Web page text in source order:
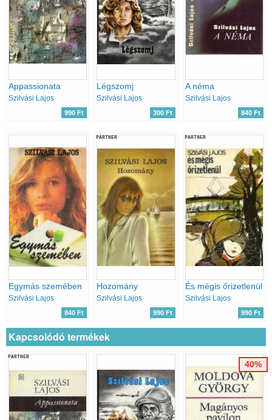
Appassionata
Szilvási Lajos
990 Ft
Légszomj
Szilvási Lajos
300 Ft
A néma
Szilvási Lajos
840 Ft
Egymás szemében
Szilvási Lajos
840 Ft
PARTNER
Hozomány
Szilvási Lajos
990 Ft
PARTNER
És mégis őrizetlenül
Szilvási Lajos
990 Ft
Kapcsolódó termékek
PARTNER
40%